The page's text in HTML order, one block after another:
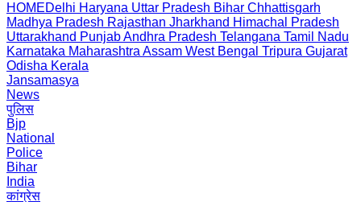
HOMEDelhi Haryana Uttar Pradesh Bihar Chhattisgarh
Madhya Pradesh Rajasthan Jharkhand Himachal Pradesh
Uttarakhand PunjabAndhra Pradesh Telangana Tamil Nadu
Karnataka Maharashtra Assam West Bengal Tripura Gujarat
Odisha Kerala
Jansamasya
News
पुलिस
Bjp
National
Police
Bihar
India
कांग्रेस